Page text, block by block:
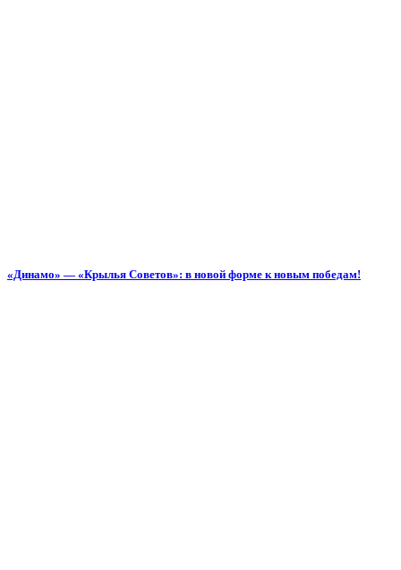
«Динамо» — «Крылья Советов»: в новой форме к новым победам!